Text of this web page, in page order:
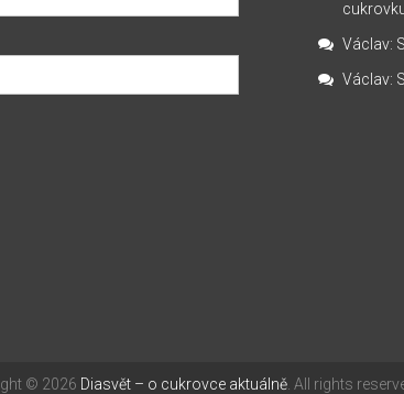
Václav:
Václav:
© 2026 Diasvět – o cukrovce aktuálně. All rights